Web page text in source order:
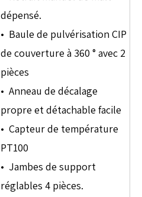
dépensé.
• Baule de pulvérisation CIP
de couverture à 360 ° avec 2
pièces
• Anneau de décalage
propre et détachable facile
• Capteur de température
PT100
• Jambes de support
réglables 4 pièces.